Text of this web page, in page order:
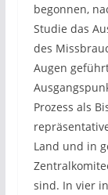
begonnen,
Studie das
des
Augen
Prozess als
Land und in
sind. In vier